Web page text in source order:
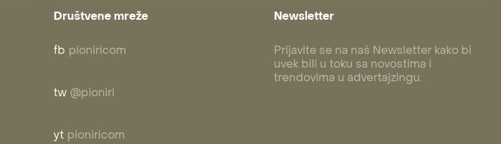
Društvene mreže
fb pioniricom
tw @pioniri
yt pioniricom
Newsletter
Prijavite se na naš Newsletter kako bi
uvek bili u toku sa novostima i
trendovima u advertajzingu.